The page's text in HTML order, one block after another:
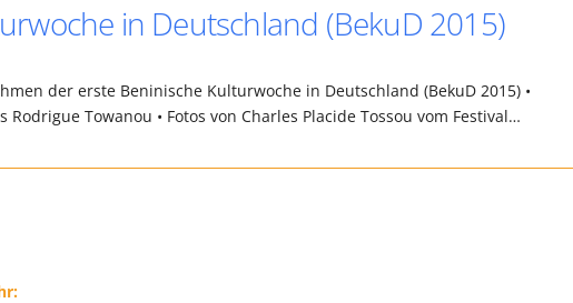
in Deutschland (BekuD 2015)
der erste Beninische Kulturwoche in Deutschland (BekuD 2015) •
Towanou • Fotos von Charles Placide Tossou vom Festival…